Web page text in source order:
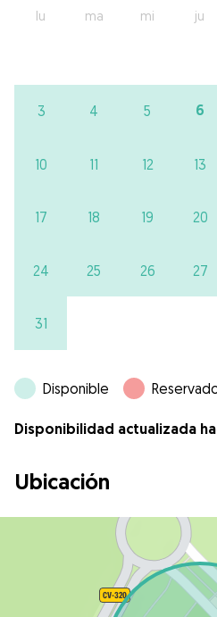
lu ma mi ju
3 4 5 6
10 11 12 13
17 18 19 20
24 25 26 27
31
Disponible
Disponibilidad actualizada
Ubicación